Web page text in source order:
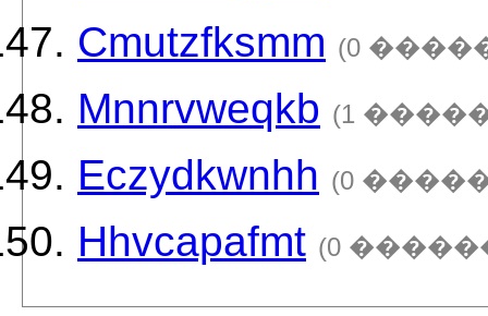
Cmutzfksmm (0
Mnnrvweqkb (1
Eczydkwnhh (0
Hhvcapafmt (0